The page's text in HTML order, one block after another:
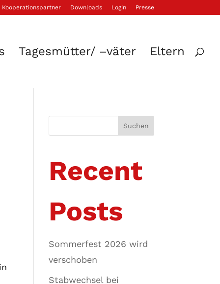
Kooperationspartner Downloads Login Presse
Tagesmütter/ –väter Eltern
Suchen
Recent
Posts
Sommerfest 2026 wird
verschoben
Stabwechsel bei